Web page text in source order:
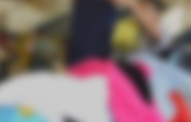
Remember Albert? You Better Sit